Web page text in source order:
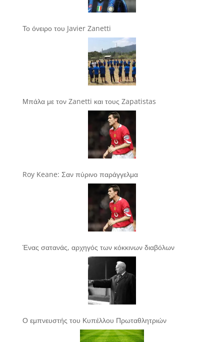
Το όνειρο του Javier Zanetti
Μπάλα με τον Zanetti και τους Zapatistas
Roy Keane: Σαν πύρινο παράγγελμα
Ένας σατανάς, αρχηγός των κόκκινων διαβόλων
Ο εμπνευστής του Κυπέλλου Πρωταθλητριών